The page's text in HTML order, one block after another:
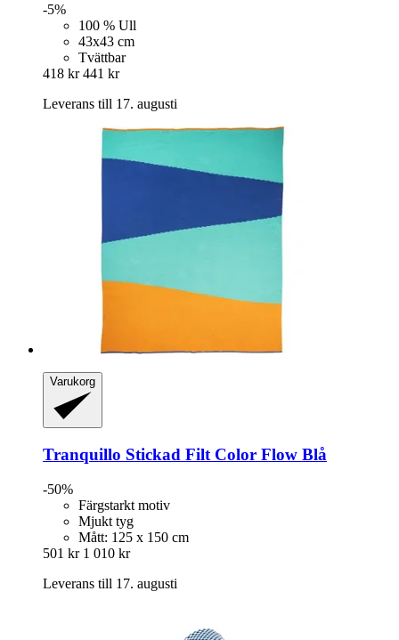
-5%
100 % Ull
43x43 cm
Tvättbar
418 kr 441 kr
Leverans till 17. augusti
Varukorg
Tranquillo Stickad Filt Color Flow Blå
-50%
Färgstarkt motiv
Mjukt tyg
Mått: 125 x 150 cm
501 kr 1 010 kr
Leverans till 17. augusti